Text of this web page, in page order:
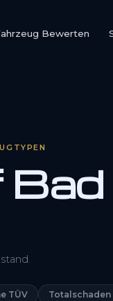
Bewerten
TÜV Totalschaden